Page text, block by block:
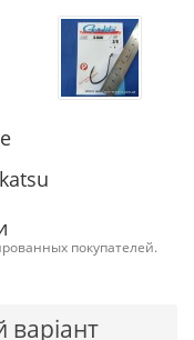
покупателей.
варіант